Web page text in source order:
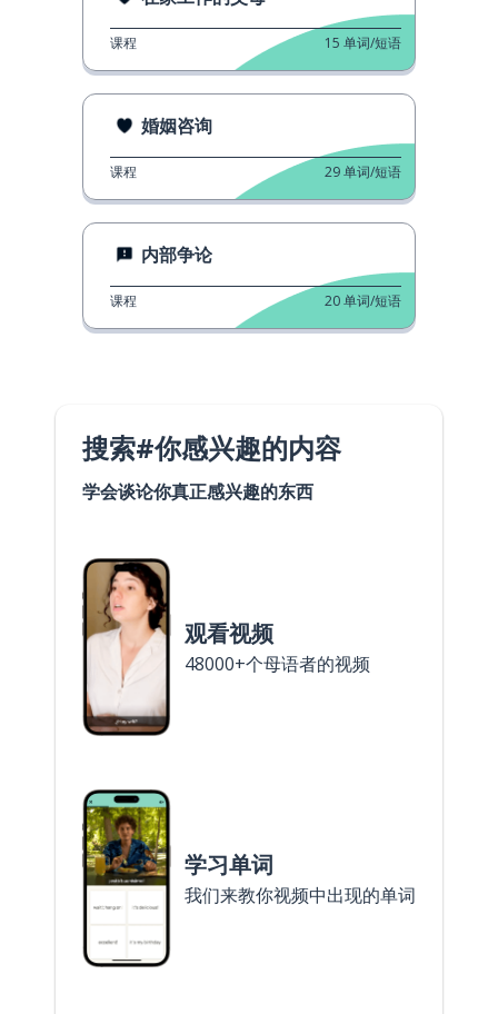
课程 15 单词/短语
婚姻咨询
课程 29单词/短语
内部争论
课程 20单词/短语
搜索#你感兴趣的内容
学会谈论你真正感兴趣的东西
观看视频
48000+个母语者的视频
学习单词
我们来教你视频中出现的单词